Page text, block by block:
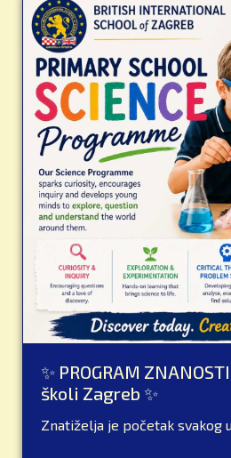
✨ PROGRAM
školi Zagreb ✨
Znatiželja je početak svakog